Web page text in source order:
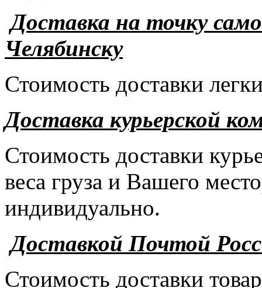
Доставка на точку
Челябинску
Стоимость доставки
Доставка курьерской
Стоимость доставки
веса груза и Вашего
индивидуально.
Доставкой Почтой
Стоимость доставки